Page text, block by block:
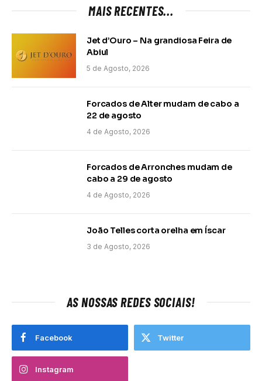
MAIS RECENTES...
Jet d’Ouro – Na grandiosa Feira de
Abiul
5 de Agosto, 2026
Forcados de Alter mudam de cabo a
22 de agosto
4 de Agosto, 2026
Forcados de Arronches mudam de
cabo a 29 de agosto
4 de Agosto, 2026
João Telles corta orelha em Íscar
3 de Agosto, 2026
AS NOSSAS REDES SOCIAIS!
Facebook Twitter
Instagram